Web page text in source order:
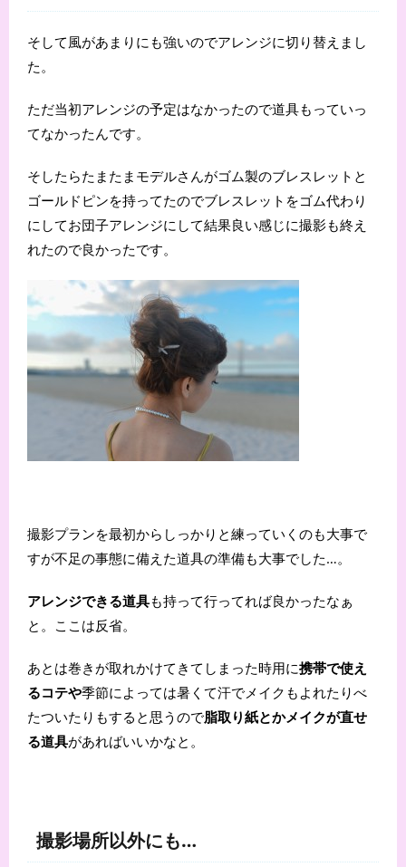
そして風があまりにも強いのでアレンジに切り替えまし
た。
ただ当初アレンジの予定はなかったので道具もっていっ
てなかったんです。
そしたらたまたまモデルさんがゴム製のブレスレットと
ゴールドピンを持ってたのでブレスレットをゴム代わり
にしてお団子アレンジにして結果良い感じに撮影も終え
れたので良かったです。
撮影プランを最初からしっかりと練っていくのも大事で
すが不足の事態に備えた道具の準備も大事でした…。
アレンジできる道具も持って行ってれば良かったなぁ
と。ここは反省。
あとは巻きが取れかけてきてしまった時用に携帯で使え
るコテや季節によっては暑くて汗でメイクもよれたりべ
たついたりもすると思うので脂取り紙とかメイクが直せ
る道具があればいいかなと。
撮影場所以外にも…